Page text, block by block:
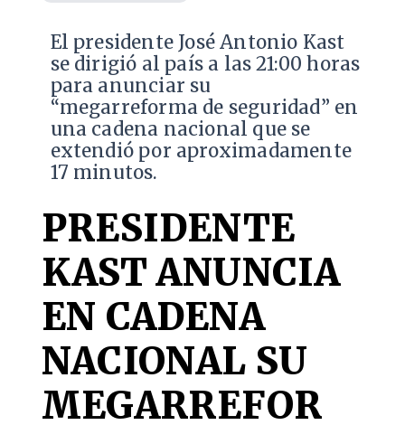
El presidente José Antonio Kast
se dirigió al país a las 21:00 horas
para anunciar su
“megarreforma de seguridad” en
una cadena nacional que se
extendió por aproximadamente
17 minutos.
PRESIDENTE
KAST ANUNCIA
EN CADENA
NACIONAL SU
MEGARREFOR